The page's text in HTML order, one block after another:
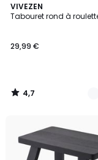
VIVEZEN
Tabouret rond à
29,99 €
4,7
/ 5
11
Couleurs
4,7
/